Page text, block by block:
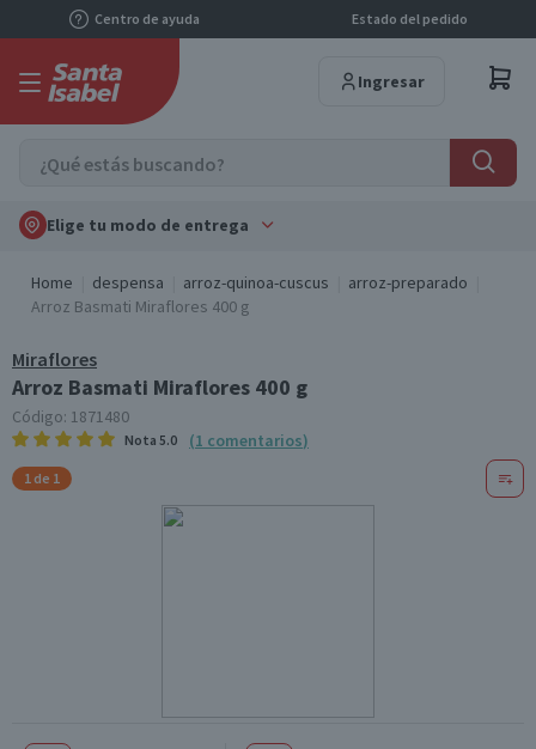
Centro de ayuda Estado del pedido
Ingresar
Elige tu modo de entrega
Home despensa arroz-quinoa-cuscus
arroz-preparado
Arroz Basmati Miraflores 400 g
Miraflores
Arroz Basmati Miraflores 400 g
Código: 1871480
Nota 5.0 (1 comentarios)
1 de 1